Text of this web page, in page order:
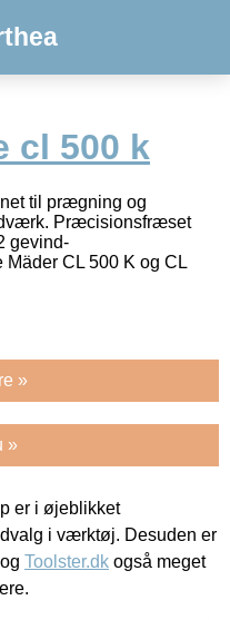
cl 500 k
til prægning og
Præcisionsfræset
gevind-
CL 500 K og CL
»
»
er i øjeblikket
i værktøj. Desuden er
og Toolster.dk også meget